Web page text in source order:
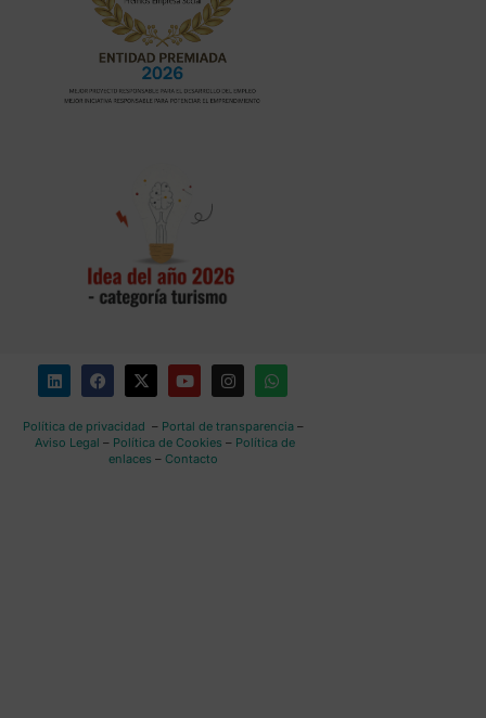
Política de privacidad – Portal de transparencia–
Aviso Legal – Política de Cookies – Política de
enlaces – Contacto